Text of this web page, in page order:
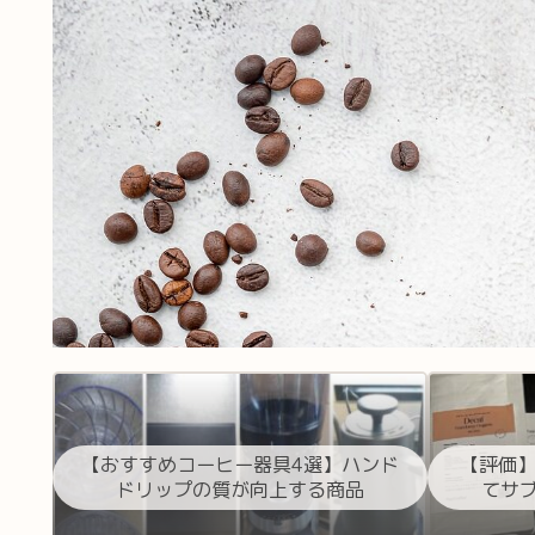
【おすすめコーヒー器具4選】ハンド
ドリップの質が向上する商品
【評価
てサ